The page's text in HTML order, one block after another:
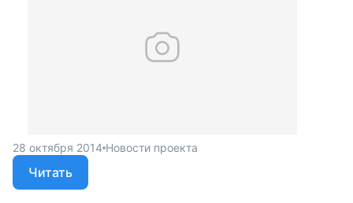
28 октября 2014 Новости проекта
Читать